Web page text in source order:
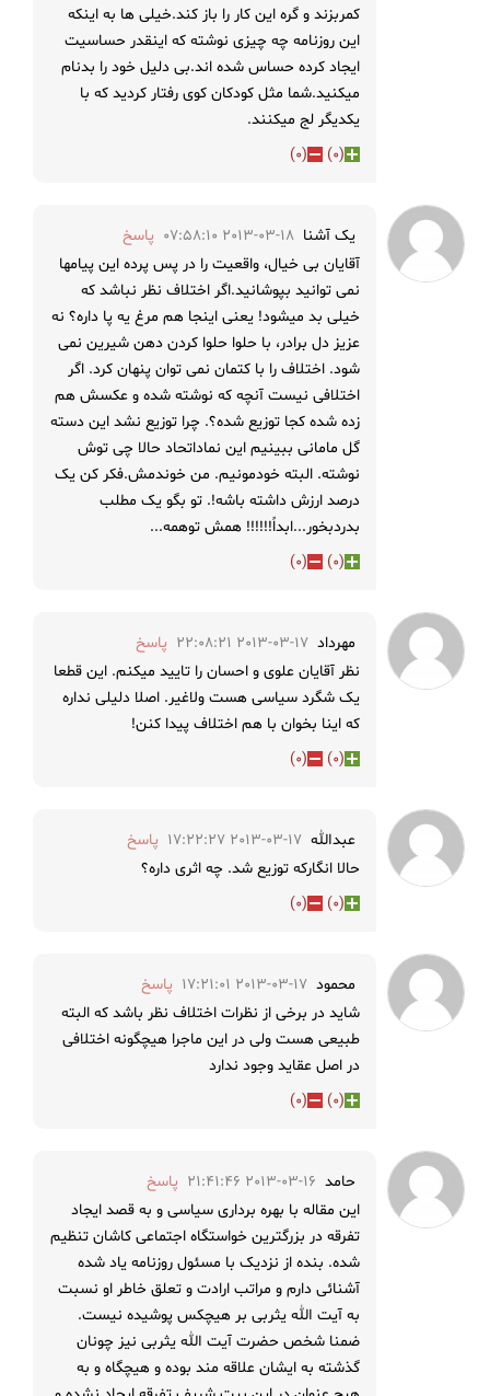
کمربزند و گره این کار را باز کند.خیلی ها به اینکه
این روزنامه چه چیزی نوشته که اینقدر حساسیت
ایجاد کرده حساس شده اند.بی دلیل خود را بدنام
میکنید.شما مثل کودکان کوی رفتار کردید که با
یکدیگر لج میکنند.
(
0
)
(
0
)
یک آشنا 2013-03-18 07:58:10
پاسخ
آقایان بی خیال، واقعیت را در پس پرده این پیامها
نمی توانید بپوشانید.اگر اختلاف نظر نباشد که
خیلی بد میشود! یعنی اینجا هم مرغ یه پا داره؟ نه
عزیز دل برادر، با حلوا حلوا کردن دهن شیرین نمی
شود. اختلاف را با کتمان نمی توان پنهان کرد. اگر
اختلافی نیست آنچه که نوشته شده و عکسش هم
زده شده کجا توزیع شده؟. چرا توزیع نشد این دسته
گل مامانی ببینیم این نماداتحاد حالا چی توش
نوشته. البته خودمونیم. من خوندمش.فکر کن یک
درصد ارزش داشته باشه!. تو بگو یک مطلب
بدردبخور...ابداً!!!!!! همش توهمه...
(
0
)
(
0
)
مهرداد 2013-03-17 22:08:21
پاسخ
نظر آقایان علوی و احسان را تایید میکنم. این قطعا
یک شگرد سیاسی هست ولاغیر. اصلا دلیلی نداره
که اینا بخوان با هم اختلاف پیدا کنن!
(
0
)
(
0
)
عبدالله 2013-03-17 17:22:27
پاسخ
حالا انگارکه توزیع شد. چه اثری داره؟
(
0
)
(
0
)
محمود 2013-03-17 17:21:01
پاسخ
شاید در برخی از نظرات اختلاف نظر باشد که البته
طبیعی هست ولی در این ماجرا هیچگونه اختلافی
در اصل عقاید وجود ندارد
(
0
)
(
0
)
حامد 2013-03-16 21:41:46
پاسخ
این مقاله با بهره برداری سیاسی و به قصد ایجاد
تفرقه در بزرگترین خواستگاه اجتماعی کاشان تنظیم
شده. بنده از نزدیک با مسئول روزنامه یاد شده
آشنائی دارم و مراتب ارادت و تعلق خاطر او نسبت
به آیت الله یثربی بر هیچکس پوشیده نیست.
ضمنا شخص حضرت آیت الله یثربی نیز چونان
گذشته به ایشان علاقه مند بوده و هیچگاه و به